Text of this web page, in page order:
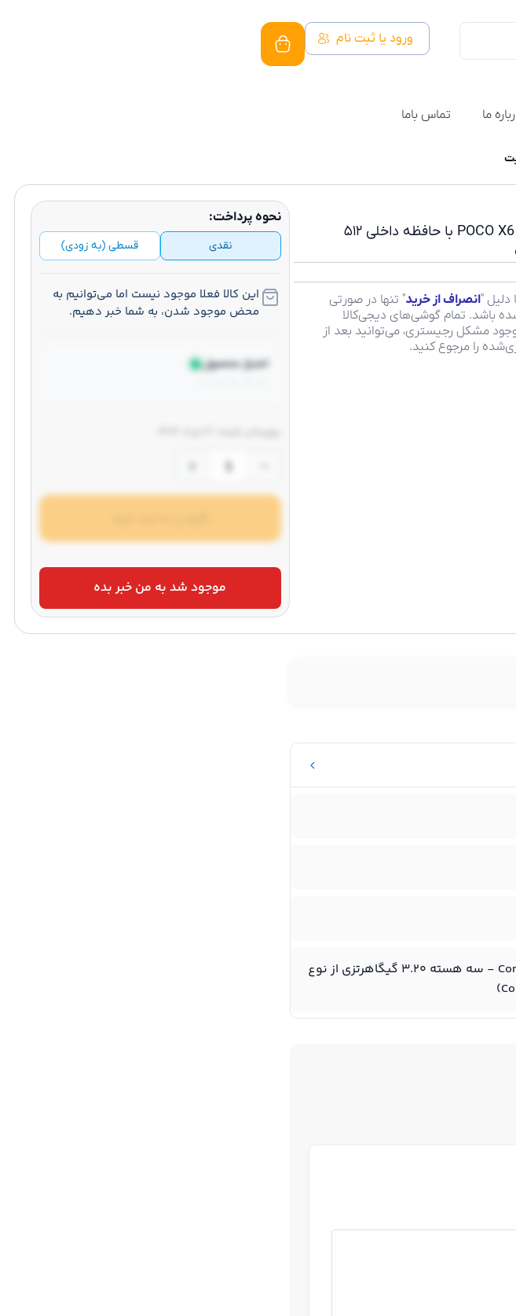
ورود یا ثبت نام
ما تماس باما
گوشی موبایل شیائومی مدل POCO X6 Pro با حافظه داخلی ۵۱۲
دلیل "انصراف از خرید" تنها در صورتی
باشد. تمام گوشی‌های دیجی‌کالا
مشکل رجیستری، می‌توانید بعد از
محصول به سبد خرید اضافه شد
توقف سفارش‌گیری
نحوه پرداخت:
نقدی قسطی (به زودی)
این کالا فعلا موجود نیست اما می‌توانیم به
محض موجود شدن، به شما خبر دهیم.
امتیاز محصول
موجود شد به من خبر بده
هشت هسته‌ای (یک هسته ۳.۳۵ گیگاهرتزی از نوع Cortex-A۷۱۵ - سه هسته ۳.۲۰ گیگاهرتزی از نوع